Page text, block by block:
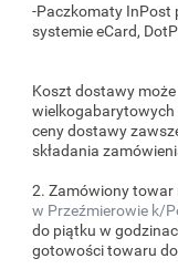
-Paczkomaty InPost
systemie eCard,
Koszt dostawy może
wielkogabarytowych
ceny dostawy
składania
2. Zamówiony towar
w Przeźmierowie k/
do piątku w
gotowości towaru